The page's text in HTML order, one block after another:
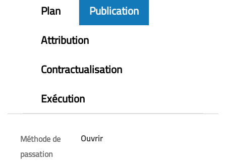
Plan
Publication
Attribution
Contractualisation
Exécution
Méthode de
passation
Ouvrir